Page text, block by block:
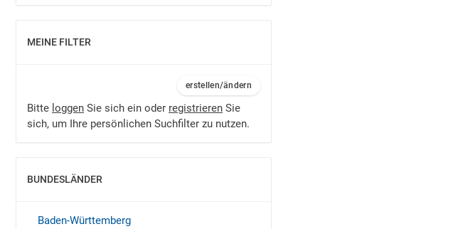
MEINE FILTER
EINBLENDEN
erstellen/ändern
Bitte loggen Sie sich ein oder registrieren Sie
sich, um Ihre persönlichen Suchfilter zu nutzen.
BUNDESLÄNDER
EINBLENDEN
Baden-Württemberg